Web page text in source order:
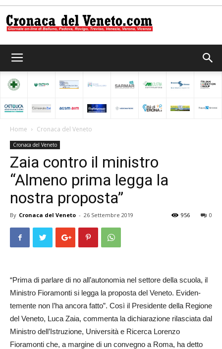
del
Home Cronaca del Veneto
Cronaca del Veneto
Zaia contro il ministro
“Almeno prima legga la
nostra proposta”
By Cronaca del Veneto - 26 Settembre 2019 0
956
“Prima di parlare di no all’autonomia nel settore della scuola, il
Ministro Fioramonti si legga la proposta del Veneto. Evi­den­
temente non l’ha ancora fatto”. Così il Presidente della Regione
del Veneto, Luca Zaia, commenta la dichiarazione rilasciata dal
Ministro dell’Istru­zione, Uni­versità e Ricerca Lorenzo
Fioramonti che, a margine di un convegno a Roma, ha detto